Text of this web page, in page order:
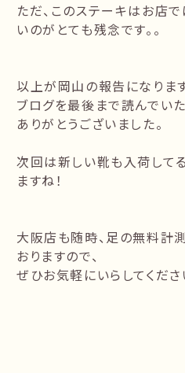
ただ、このステーキはお店
いのがとても残念です。。
以上が岡山の報告になりま
ブログを最後まで読んでい
ありがとうございました。
次回は新しい靴も入荷して
ますね！
大阪店も随時、足の無料計
おりますので、
ぜひお気軽にいらしてくだ